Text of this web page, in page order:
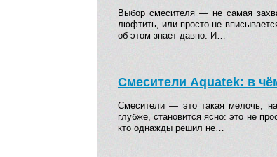
Выбор смесителя — не самая
люфтить, или просто не
об этом знает давно. И…
Смесители Aquatek: в
Смесители — это такая мелочь,
глубже, становится ясно: это не
кто однажды решил не…